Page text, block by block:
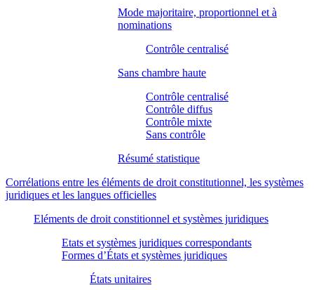
Mode majoritaire, proportionnel et à
nominations
Contrôle centralisé
Sans chambre haute
Contrôle centralisé
Contrôle diffus
Contrôle mixte
Sans contrôle
Résumé statistique
Corrélations entre les éléments de droit constitutionnel, les systèmes
juridiques et les langues officielles
Eléments de droit constitionnel et systèmes juridiques
Etats et systèmes juridiques correspondants
Formes d’États et systèmes juridiques
États unitaires